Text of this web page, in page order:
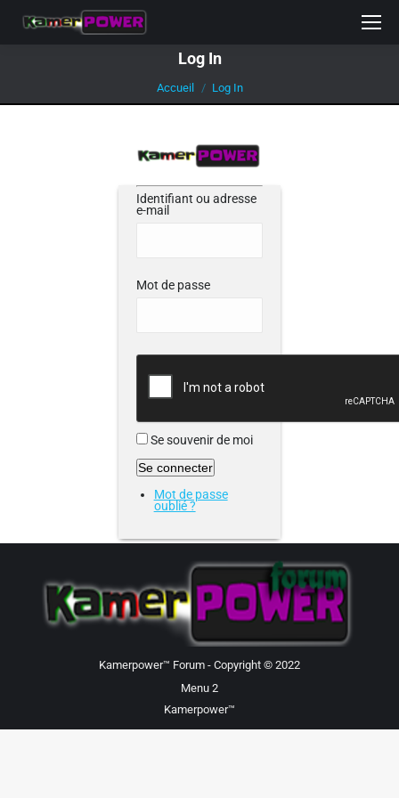
Log In
Vous êtes ici :
Accueil Log In
Identifiant ou adresse
e-mail
Mot de passe
Se souvenir de moi
Se connecter
Mot de passe
oublié ?
Kamerpower™ Forum - Copyright © 2022
Menu 2
Kamerpower™